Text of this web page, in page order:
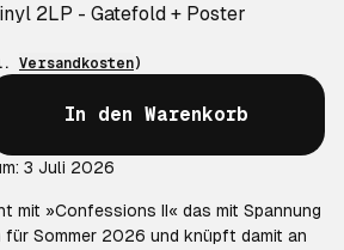
2LP - Gatefold + Poster
Versandkosten)
In den Warenkorb
3 Juli 2026
mit »Confessions II« das mit Spannung
Sommer 2026 und knüpft damit an